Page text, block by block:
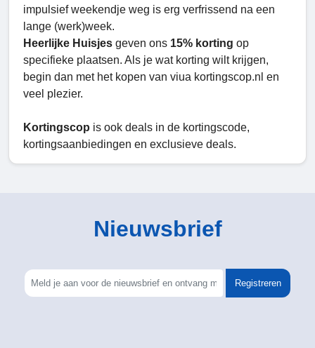
impulsief weekendje weg is erg verfrissend na een
lange (werk)week.
Heerlijke Huisjes geven ons 15% korting op
specifieke plaatsen. Als je wat korting wilt krijgen,
begin dan met het kopen van viua kortingscop.nl en
veel plezier.
Kortingscop is ook deals in de kortingscode,
kortingsaanbiedingen en exclusieve deals.
Nieuwsbrief
Registreren